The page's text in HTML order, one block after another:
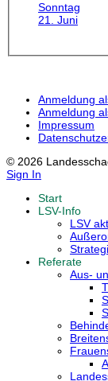
Sonntag
21. Juni
Anmeldung
Anmeldung
Impressum
© 2026
Sign In
Start
LSV-Info
LSV
Referate
Aus-